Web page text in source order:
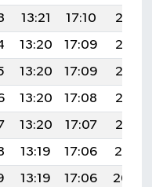
13:21 17:10
20:18
13:20 17:09
20:16
13:20 17:09
20:15
13:20 17:08
20:13
13:20 17:07
20:12
13:19 17:06
20:10
13:19 17:06
20:09